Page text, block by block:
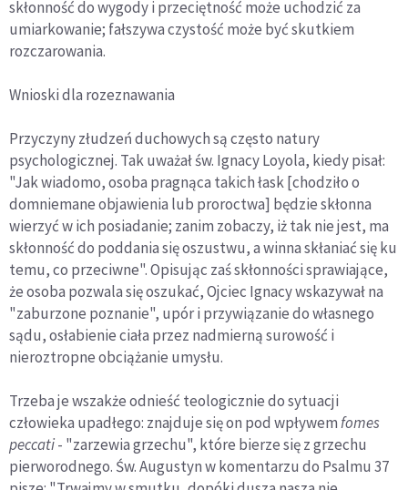
skłonność do wygody i przeciętność może uchodzić za
umiarkowanie; fałszywa czystość może być skutkiem
rozczarowania.
Wnioski dla rozeznawania
Przyczyny złudzeń duchowych są często natury
psychologicznej. Tak uważał św. Ignacy Loyola, kiedy pisał:
"Jak wiadomo, osoba pragnąca takich łask [chodziło o
domniemane objawienia lub proroctwa] będzie skłonna
wierzyć w ich posiadanie; zanim zobaczy, iż tak nie jest, ma
skłonność do poddania się oszustwu, a winna skłaniać się ku
temu, co przeciwne". Opisując zaś skłonności sprawiające,
że osoba pozwala się oszukać, Ojciec Ignacy wskazywał na
"zaburzone poznanie", upór i przywiązanie do własnego
sądu, osłabienie ciała przez nadmierną surowość i
nieroztropne obciążanie umysłu.
Trzeba je wszakże odnieść teologicznie do sytuacji
człowieka upadłego: znajduje się on pod wpływemfomes
peccati- "zarzewia grzechu", które bierze się z grzechu
pierworodnego. Św. Augustyn w komentarzu do Psalmu 37